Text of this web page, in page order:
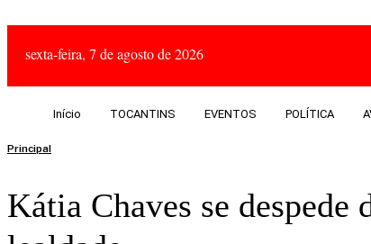
sexta-feira, 7 de agosto de 2026
Início TOCANTINS EVENTOS POLÍTICA
Principal
Kátia Chaves se despede